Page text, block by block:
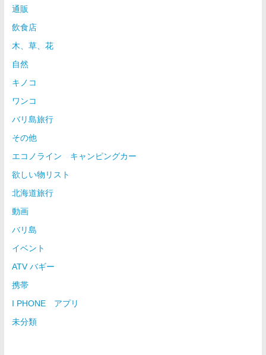
通販
飲食店
木、草、花
自然
キノコ
ワンコ
バリ島旅行
その他
エコノライン キャンピングカー
欲しい物リスト
北海道旅行
動画
バリ島
イベント
ATV バギー
携帯
I PHONE アプリ
未分類